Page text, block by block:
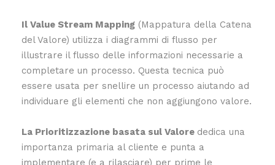
Il Value Stream Mapping (Mappatura della Catena
del Valore) utilizza i diagrammi di flusso per
illustrare il flusso delle informazioni necessarie a
completare un processo. Questa tecnica può
essere usata per snellire un processo aiutando ad
individuare gli elementi che non aggiungono valore.
La Prioritizzazione basata sul Valore dedica una
importanza primaria al cliente e punta a
implementare (e a rilasciare) per prime le